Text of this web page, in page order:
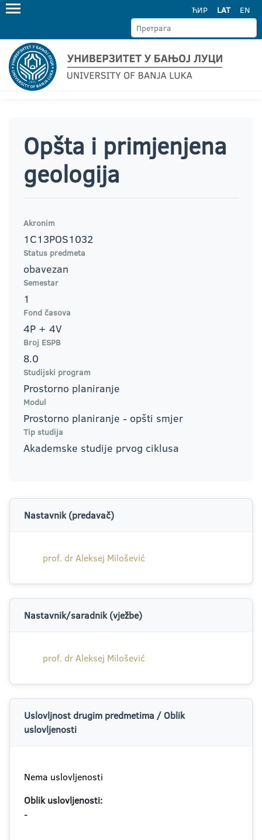
ЋИР LAT EN
Opšta i primjenjena
geologija
Akronim
1C13POS1032
Status predmeta
obavezan
Semestar
1
Fond časova
4P + 4V
Broj ESPB
8.0
Studijski program
Prostorno planiranje
Modul
Prostorno planiranje - opšti smjer
Tip studija
Akademske studije prvog ciklusa
Nastavnik (predavač)
prof. dr Aleksej Milošević
Nastavnik/saradnik (vježbe)
prof. dr Aleksej Milošević
Uslovljnost drugim predmetima / Oblik
uslovljenosti
Nema uslovljenosti
Oblik uslovljenosti:
-